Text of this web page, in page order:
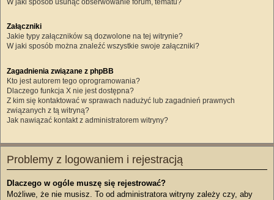
W jaki sposób usunąć obserwowanie forum, tematu?
Załączniki
Jakie typy załączników są dozwolone na tej witrynie?
W jaki sposób można znaleźć wszystkie swoje załączniki?
Zagadnienia związane z phpBB
Kto jest autorem tego oprogramowania?
Dlaczego funkcja X nie jest dostępna?
Z kim się kontaktować w sprawach nadużyć lub zagadnień prawnych
związanych z tą witryną?
Jak nawiązać kontakt z administratorem witryny?
Problemy z logowaniem i rejestracją
Dlaczego w ogóle muszę się rejestrować?
Możliwe, że nie musisz. To od administratora witryny zależy czy, aby